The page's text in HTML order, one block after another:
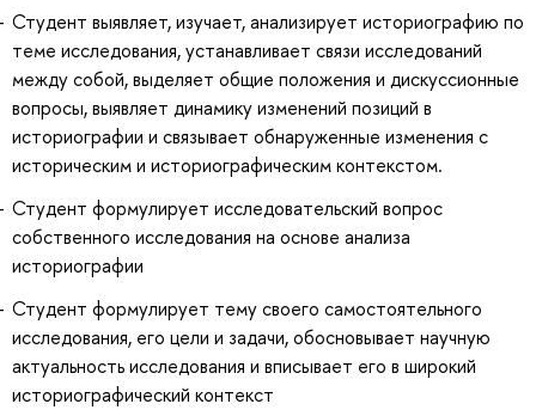
Студент выявляет, изучает, анализирует историографию по
теме исследования, устанавливает связи исследований
между собой, выделяет общие положения и дискуссионные
вопросы, выявляет динамику изменений позиций в
историографии и связывает обнаруженные изменения с
историческим и историографическим контекстом.
Студент формулирует исследовательский вопрос
собственного исследования на основе анализа
историографии
Студент формулирует тему своего самостоятельного
исследования, его цели и задачи, обосновывает научную
актуальность исследования и вписывает его в широкий
историографический контекст